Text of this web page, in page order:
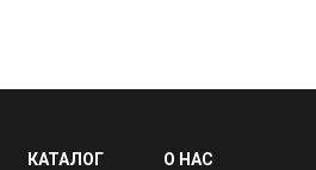
КАТАЛОГ О НАС